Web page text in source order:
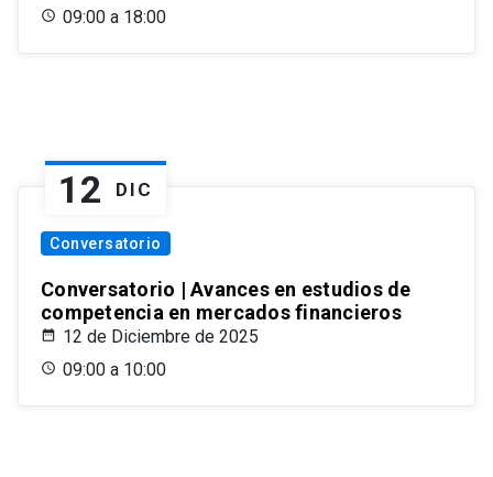
09:00 a 18:00
12 DIC
Conversatorio
Conversatorio | Avances en estudios de
competencia en mercados financieros
12 de Diciembre de 2025
09:00 a 10:00